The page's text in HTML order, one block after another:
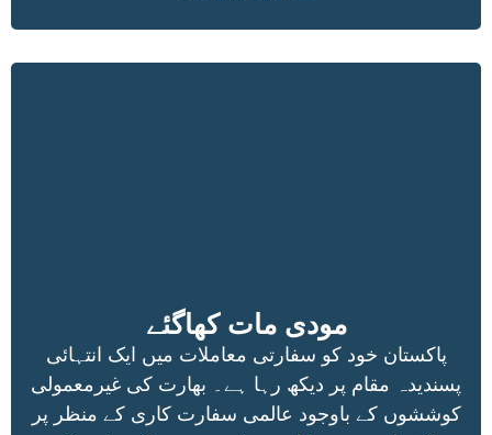
مودی مات کھاگئے
پاکستان خود کو سفارتی معاملات میں ایک انتہائی
پسندیدہ مقام پر دیکھ رہا ہے۔ بھارت کی غیرمعمولی
کوششوں کے باوجود عالمی سفارت کاری کے منظر پر